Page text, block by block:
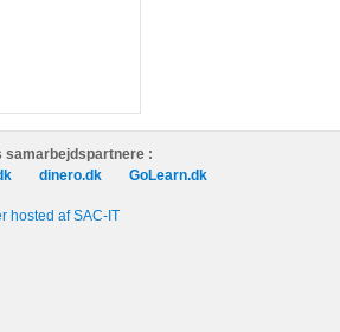
samarbejdspartnere :
dinero.dk GoLearn.dk
hosted af SAC-IT